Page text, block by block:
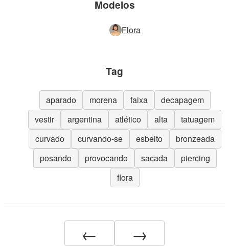
Modelos
Flora
Tag
aparado morena faixa
decapagem
vestir
argentina atlético alta
tatuagem
curvado
curvando-se esbelto
bronzeada
posando
provocando sacada
piercing
flora
← →